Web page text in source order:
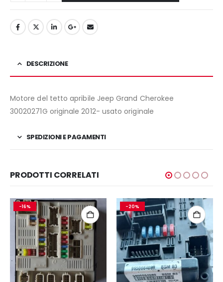
DESCRIZIONE
Motore del tetto apribile Jeep Grand Cherokee
30020271G originale 2012- usato originale
SPEDIZIONI E PAGAMENTI
PRODOTTI CORRELATI
-16% -20%